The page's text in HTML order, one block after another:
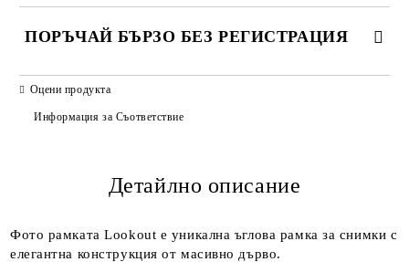
ПОРЪЧАЙ БЪРЗО БЕЗ РЕГИСТРАЦИЯ
Ние ще се свържем с вас в рамките на работния ден.
Оцени продукта
Информация за Съответствие
Детайлно описание
Фото рамката Lookout е уникална ъглова рамка за снимки с
елегантна конструкция от масивно дърво.